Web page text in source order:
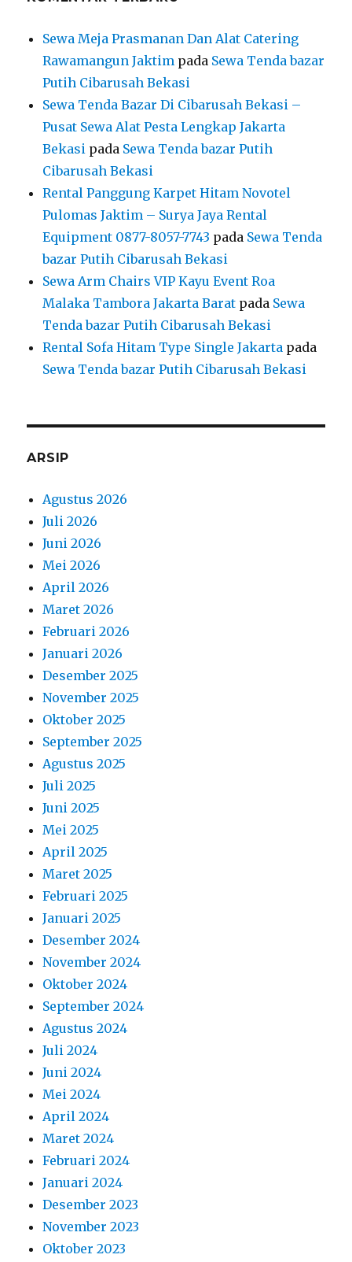
Sewa Meja Prasmanan Dan Alat Catering
Rawamangun Jaktim pada Sewa Tenda bazar
Putih Cibarusah Bekasi
Sewa Tenda Bazar Di Cibarusah Bekasi –
Pusat Sewa Alat Pesta Lengkap Jakarta
Bekasi pada Sewa Tenda bazar Putih
Cibarusah Bekasi
Rental Panggung Karpet Hitam Novotel
Pulomas Jaktim – Surya Jaya Rental
Equipment 0877-8057-7743 pada Sewa Tenda
bazar Putih Cibarusah Bekasi
Sewa Arm Chairs VIP Kayu Event Roa
Malaka Tambora Jakarta Barat pada Sewa
Tenda bazar Putih Cibarusah Bekasi
Rental Sofa Hitam Type Single Jakarta pada
Sewa Tenda bazar Putih Cibarusah Bekasi
ARSIP
Agustus 2026
Juli 2026
Juni 2026
Mei 2026
April 2026
Maret 2026
Februari 2026
Januari 2026
Desember 2025
November 2025
Oktober 2025
September 2025
Agustus 2025
Juli 2025
Juni 2025
Mei 2025
April 2025
Maret 2025
Februari 2025
Januari 2025
Desember 2024
November 2024
Oktober 2024
September 2024
Agustus 2024
Juli 2024
Juni 2024
Mei 2024
April 2024
Maret 2024
Februari 2024
Januari 2024
Desember 2023
November 2023
Oktober 2023